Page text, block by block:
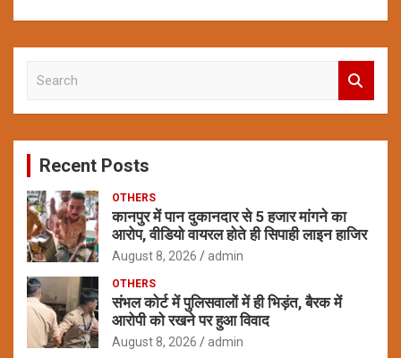
c
Recent Posts
OTHERS
कानपुर में पान दुकानदार से 5 हजार मांगने का
आरोप, वीडियो वायरल होते ही सिपाही लाइन हाजिर
August 8, 2026 admin
OTHERS
संभल कोर्ट में पुलिसवालों में ही भिड़ंत, बैरक में
आरोपी को रखने पर हुआ विवाद
August 8, 2026 admin